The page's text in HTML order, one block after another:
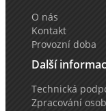
O nás
Kontakt
Provozní doba
Další
Technická
Zpracování